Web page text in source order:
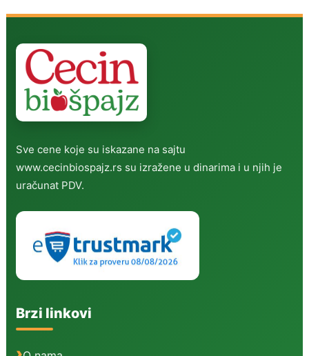
Sve cene koje su iskazane na sajtu
www.cecinbiospajz.rs su izražene u dinarima i u njih je
uračunat PDV.
Brzi linkovi